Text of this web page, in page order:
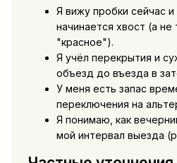
Я вижу пробки сейчас
начинается хвост (а не
"красное").
Я учёл перекрытия и
объезд до въезда в
У меня есть запас
переключения на
Я понимаю, как
мой интервал выезда